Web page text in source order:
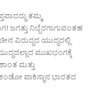
ತಮ್ಮ
ನಿಬ್ಬೆರಗಾಗುವಂತಹ
ವಿರುದ್ಧದ ಯುದ್ಧದಲ್ಲಿ
ಮುಖಭಂಗಕ್ಕೆ
ಮತ್ತು
ಪಾಕಿಸ್ಥಾನ ಭಾರತದ